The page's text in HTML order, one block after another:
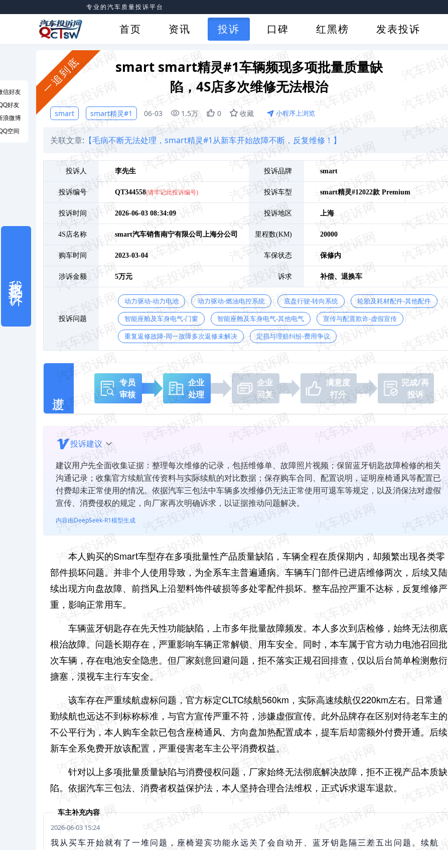
专业的汽车质量投诉平台
首页 资讯 投诉 口碑 红黑榜 发表投诉
一追到底
smart smart精灵#1车辆频现多项批量质量缺
陷，4S店多次维修无法根治
smart smart精灵#1 06-03 1.5万 0 收藏 小程序上浏览
关联文章: 【毛病不断无法处理，smart精灵#1从新车开始故障不断，反复维修！】
投诉人 李先生 投诉品牌 smart
投诉编号 QT344558(请牢记此投诉编号) 投诉车型 smart精灵#12022款 Premium
投诉时间 2026-06-03 08:34:09 投诉地区 上海
4S店名称 smart汽车销售南宁有限公司上海分公司 里程数(KM) 20000
购车时间 2023-03-04 车保状态 保修内
涉诉金额 5万元 诉求 补偿、 退换车
投诉问题
动力驱动-动力电池 动力驱动-燃油电控系统 底盘行驶-转向系统 轮胎及耗材配件-其他配件
智能座舱及车身电气-门窗 智能座舱及车身电气-其他电气 宣传与配置欺诈-虚假宣传
重复返修故障-同一故障多次返修未解决 定损与理赔纠纷-费用争议
专员
审核
企业
处理
企业
回复
满意度
打分
完成/再
投诉
投诉建议
建议用户先全面收集证据：整理每次维修的记录，包括维修单、故障照片视频；保留蓝牙钥匙故障检修的相关
沟通记录；收集官方续航宣传资料与实际续航的对比数据；保存购车合同、配置说明，证明座椅通风等配置已
付费却未正常使用的情况。依据汽车三包法中车辆多次维修仍无法正常使用可退车等规定，以及消保法对虚假
宣传、消费侵权的规定，向厂家再次明确诉求，以证据推动问题解决。
内容由DeepSeek-R1模型生成
本人购买的Smart车型存在多项批量性产品质量缺陷，车辆全程在质保期内，却频繁出现各类零
部件损坏问题。并非个人使用导致，为全系车主普遍通病。车辆车门部件已进店维修两次，后续又陆
续出现方向盘故障、前挡风上沿塑料饰件破损等多处零配件损坏。整车品控严重不达标，反复维修严
重，影响正常用车。
车辆蓝牙钥匙存在先天性功能缺陷，上市多年批量故障频发。本人多次到店检修，始终无法彻底
根治故障。问题长期存在，严重影响车辆正常解锁、用车安全。同时，本车属于官方动力电池召回批
次车辆，存在电池安全隐患。但厂家刻意回避问题，拒不落实正规召回排查，仅以后台简单检测敷衍
搪塞，漠视车主行车安全。
该车存在严重续航虚标问题，官方标定CLTC续航560km，实际高速续航仅220km左右。日常通
勤续航也远达不到标称标准，与官方宣传严重不符，涉嫌虚假宣传。此外品牌存在区别对待老车主的
不公平行为，本人购车全款已包含座椅通风、方向盘加热配置成本，提车后却需额外付费开通。后续
新车全系免费开放该配置，严重侵害老车主公平消费权益。
针对以上多项批量质量缺陷与消费侵权问题，厂家始终无法彻底解决故障，拒不正视产品本质缺
陷。依据汽车三包法、消费者权益保护法，本人坚持合理合法维权，正式诉求退车退款。
车主补充内容
2026-06-03 15:24
我从买车开始就有了一堆问题，座椅迎宾功能永远关了会自动开、蓝牙钥匙隔三差五出问题。续航
信好友
好友
浪微博
空间